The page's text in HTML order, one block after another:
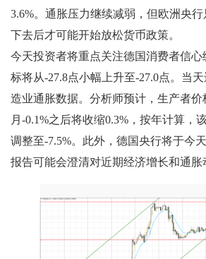
3.6%。通胀压力继续减弱，但欧洲央
下去后才可能开始放松货币政策。
今天投资者将重点关注德国消费者信
标将从-27.8点小幅上升至-27.0点。当
造业通胀数据。分析师预计，生产者价
月-0.1%之后将收缩0.3%，按年计算，
调整至-7.5%。此外，德国央行将于今
报告可能会澄清对近期经济增长和通胀